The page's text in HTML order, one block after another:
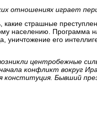
отношениях играет
страшные
населению. Программа
уничтожение его
центробежные
конфликт вокруг
конституция. Бывший